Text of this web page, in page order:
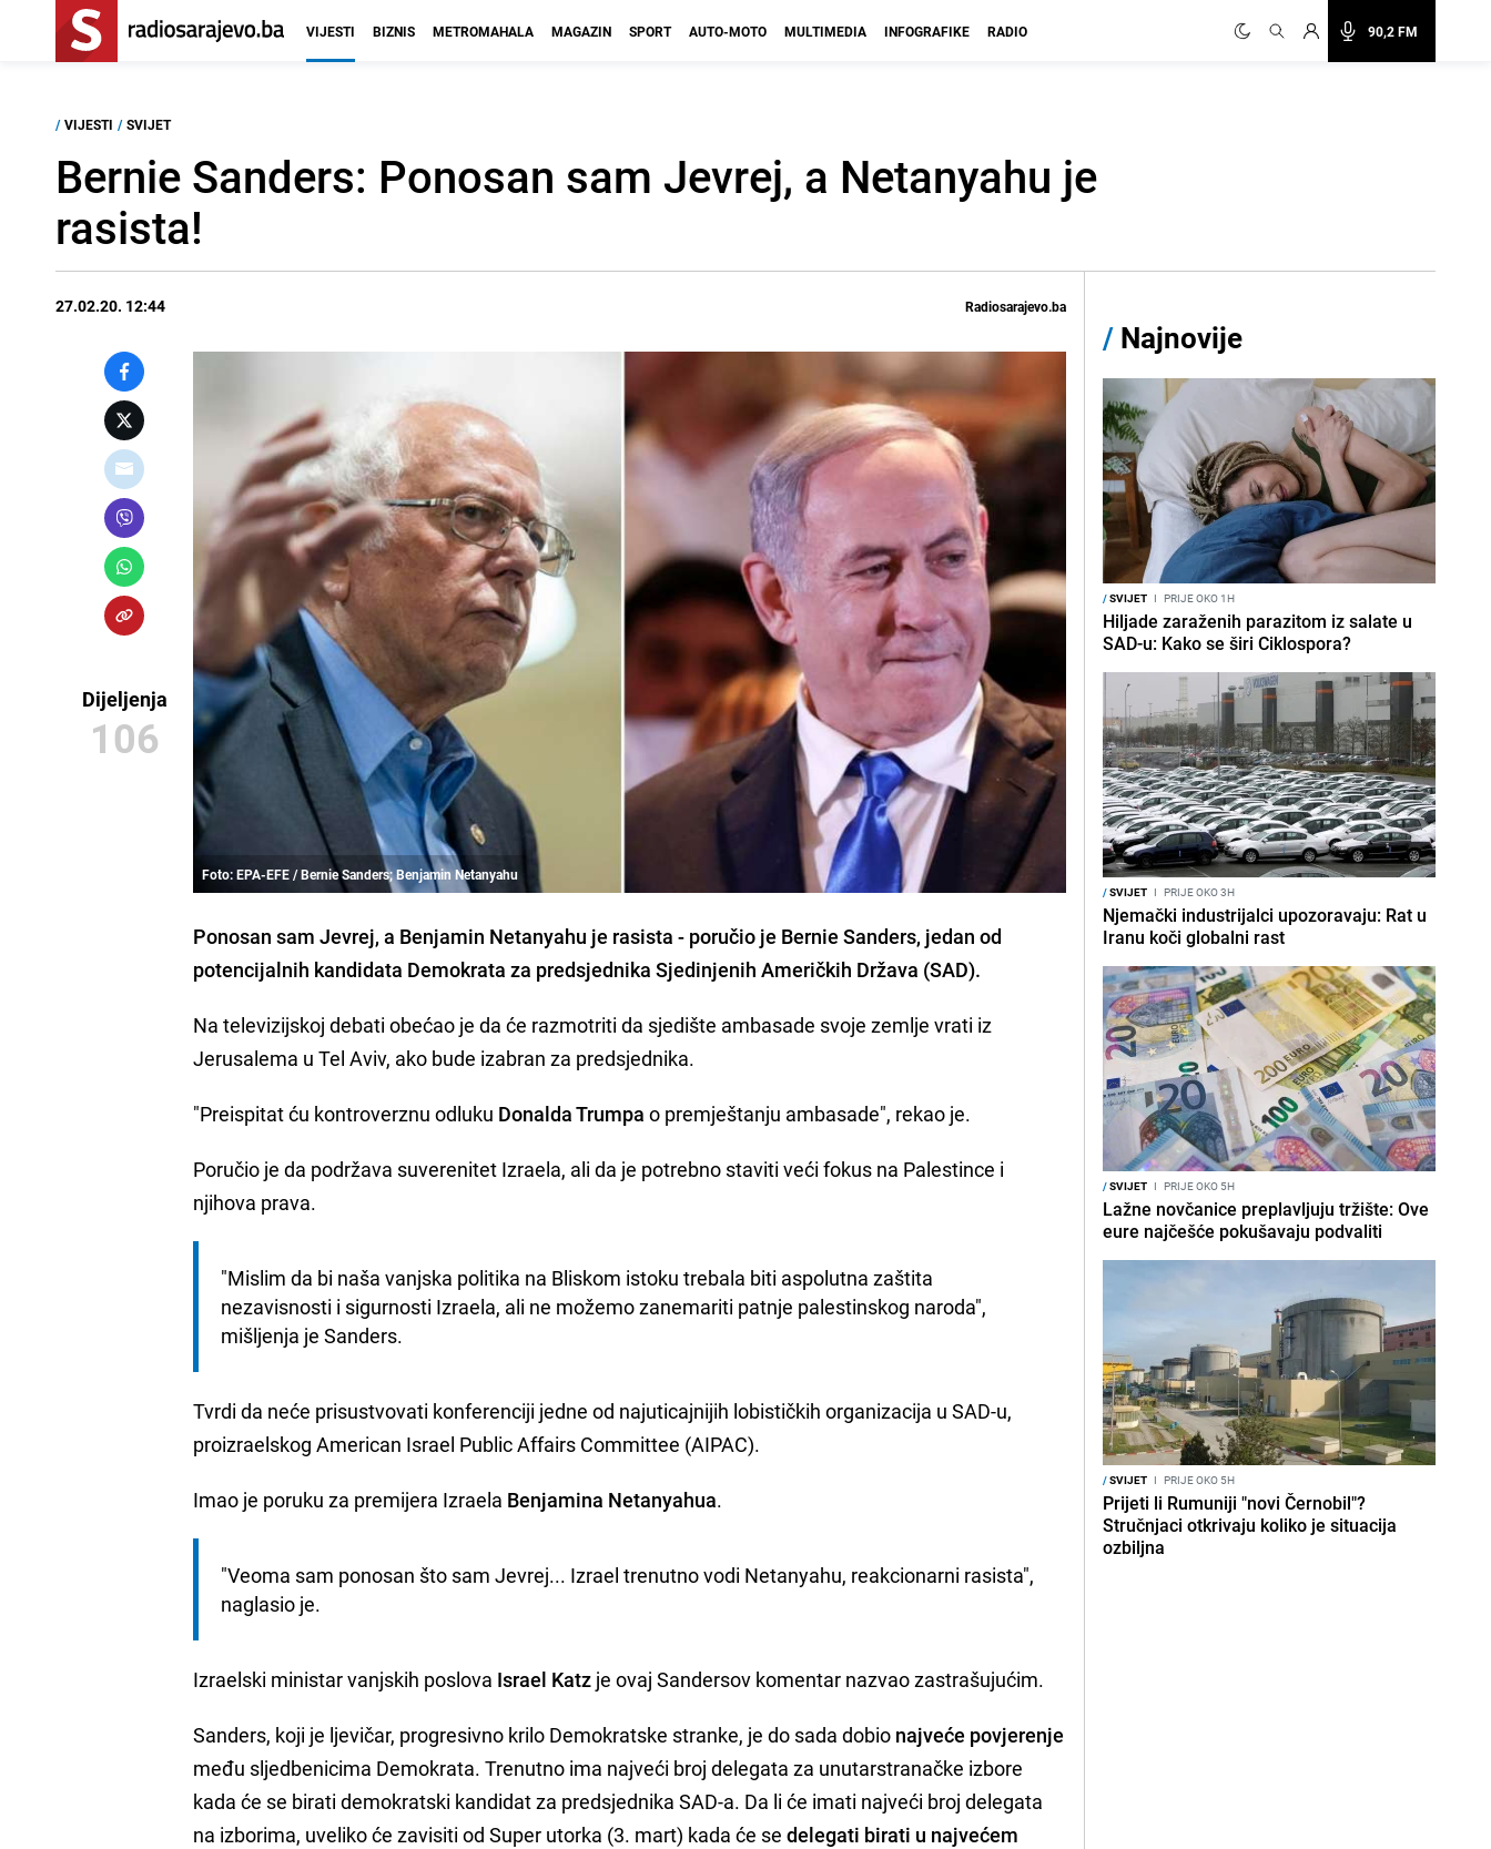
90,2 FM
VIJESTI BIZNIS METROMAHALA MAGAZIN SPORT AUTO-MOTO MULTIMEDIA INFOGRAFIKE RADIO
/ VIJESTI / SVIJET
Bernie Sanders: Ponosan sam Jevrej, a Netanyahu je
rasista!
27.02.20. 12:44 Radiosarajevo.ba
Dijeljenja
106
Foto: EPA-EFE / Bernie Sanders; Benjamin Netanyahu
Ponosan sam Jevrej, a Benjamin Netanyahu je rasista - poručio je Bernie Sanders, jedan od
potencijalnih kandidata Demokrata za predsjednika Sjedinjenih Američkih Država (SAD).
Na televizijskoj debati obećao je da će razmotriti da sjedište ambasade svoje zemlje vrati iz
Jerusalema u Tel Aviv, ako bude izabran za predsjednika.
"Preispitat ću kontroverznu odluku Donalda Trumpa o premještanju ambasade", rekao je.
Poručio je da podržava suverenitet Izraela, ali da je potrebno staviti veći fokus na Palestince i
njihova prava.
"Mislim da bi naša vanjska politika na Bliskom istoku trebala biti aspolutna zaštita
nezavisnosti i sigurnosti Izraela, ali ne možemo zanemariti patnje palestinskog naroda",
mišljenja je Sanders.
Tvrdi da neće prisustvovati konferenciji jedne od najuticajnijih lobističkih organizacija u SAD-u,
proizraelskog American Israel Public Affairs Committee (AIPAC).
Imao je poruku za premijera Izraela Benjamina Netanyahua.
"Veoma sam ponosan što sam Jevrej... Izrael trenutno vodi Netanyahu, reakcionarni rasista",
naglasio je.
Izraelski ministar vanjskih poslova Israel Katz je ovaj Sandersov komentar nazvao zastrašujućim.
Sanders, koji je ljevičar, progresivno krilo Demokratske stranke, je do sada dobio najveće povjerenje
među sljedbenicima Demokrata. Trenutno ima najveći broj delegata za unutarstranačke izbore
kada će se birati demokratski kandidat za predsjednika SAD-a. Da li će imati najveći broj delegata
na izborima, uveliko će zavisiti od Super utorka (3. mart) kada će sedelegati birati u najvećem
/ Najnovije
/SVIJET I PRIJE OKO 1H
Hiljade zaraženih parazitom iz salate u
SAD-u: Kako se širi Ciklospora?
/SVIJET I PRIJE OKO 3H
Njemački industrijalci upozoravaju: Rat u
Iranu koči globalni rast
/SVIJET I PRIJE OKO 5H
Lažne novčanice preplavljuju tržište: Ove
eure najčešće pokušavaju podvaliti
/SVIJET I PRIJE OKO 5H
Prijeti li Rumuniji "novi Černobil"?
Stručnjaci otkrivaju koliko je situacija
ozbiljna